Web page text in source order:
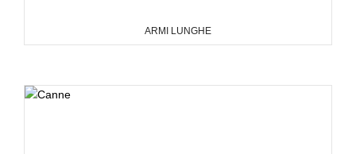
ARMI LUNGHE